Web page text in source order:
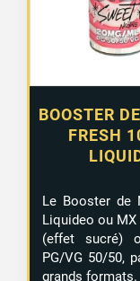
BOOSTER
FRESH
Le Booster de
Liquideo ou
(effet sucré)
PG/VG 50/50,
grands formats.